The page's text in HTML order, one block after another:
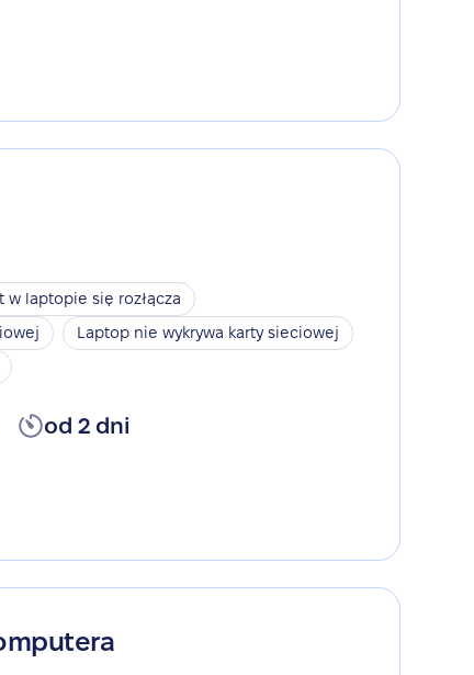
w laptopie się rozłącza
Laptop nie wykrywa karty sieciowej
od 2 dni